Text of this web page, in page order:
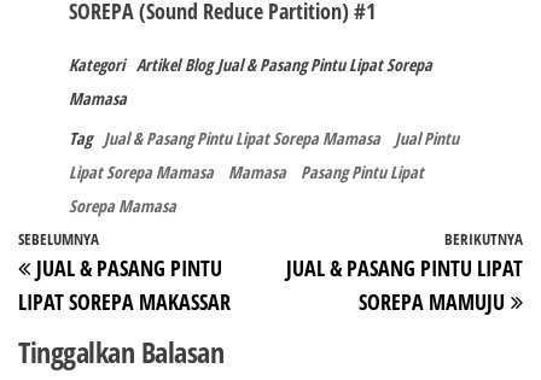
SOREPA (Sound Reduce Partition) #1
Kategori Artikel Blog Jual & Pasang Pintu Lipat Sorepa
Mamasa
Tag Jual & Pasang Pintu Lipat Sorepa Mamasa
Jual Pintu
Lipat Sorepa Mamasa
Mamasa
Pasang Pintu Lipat
Sorepa Mamasa
Navigasi
pos
Pos
Sebelumnya
SEBELUMNYA
JUAL & PASANG PINTU
LIPAT SOREPA MAKASSAR
BERIKUTNYA
JUAL & PASANG PINTU LIPAT
SOREPA MAMUJU
Tinggalkan Balasan